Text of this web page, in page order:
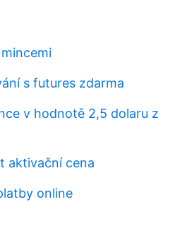
s futures zdarma
v hodnotě 2,5 dolaru z
aktivační cena
online